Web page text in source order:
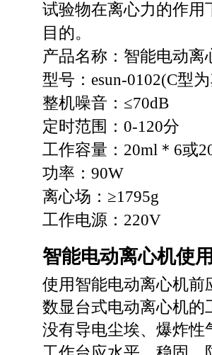
试验物在离心力的作用
目的。
产品名称：智能电动离
型号：esun-0102(C型
整机噪音：≤70dB
定时范围：0-120分
工作容量：20ml＊6或
功率：90W
离心场：≥1795g
工作电源：220V
智能电动离心机使
使用智能电动离心机前
数显台式电动离心机
没有导电尘埃、爆炸性